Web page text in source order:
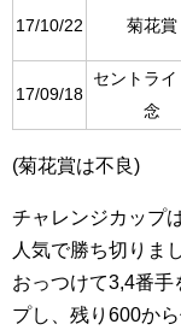
17/10/22 菊花賞
17/09/18
セントライ
念
(菊花賞は不良)
チャレンジカップ
人気で勝ち切りま
おっつけて3,4番
プし、残り600か